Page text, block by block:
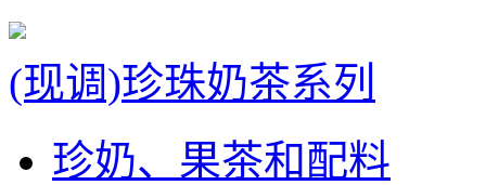
(现调)珍珠奶茶系列
珍奶、果茶和配料